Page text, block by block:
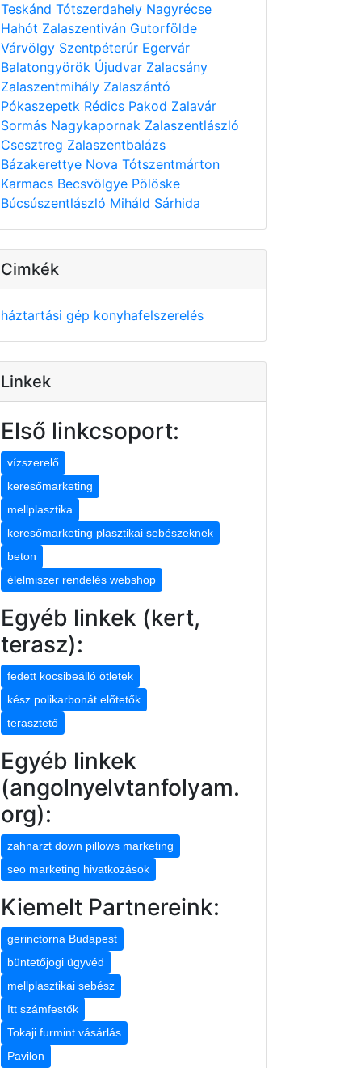
Teskánd Tótszerdahely Nagyrécse
Hahót Zalaszentiván Gutorfölde
Várvölgy Szentpéterúr Egervár
Balatongyörök Újudvar Zalacsány
Zalaszentmihály Zalaszántó
Pókaszepetk Rédics Pakod Zalavár
Sormás Nagykapornak Zalaszentlászló
Csesztreg Zalaszentbalázs
Bázakerettye Nova Tótszentmárton
Karmacs Becsvölgye Pölöske
Búcsúszentlászló Miháld Sárhida
Cimkék
háztartási gép konyhafelszerelés
Linkek
Első linkcsoport:
vízszerelő
keresőmarketing
mellplasztika
keresőmarketing plasztikai sebészeknek
beton
élelmiszer rendelés webshop
Egyéb linkek (kert,
terasz):
fedett kocsibeálló ötletek
kész polikarbonát előtetők
terasztető
Egyéb linkek
(angolnyelvtanfolyam.
org):
zahnarzt down pillows marketing
seo marketing hivatkozások
Kiemelt Partnereink:
gerinctorna Budapest
büntetőjogi ügyvéd
mellplasztikai sebész
Itt számfestők
Tokaji furmint vásárlás
Pavilon